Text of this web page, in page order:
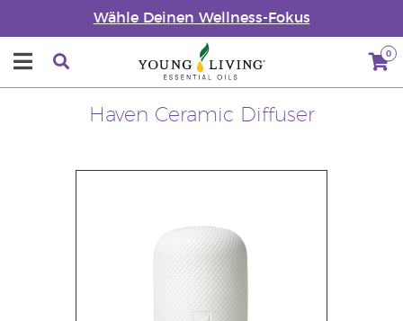
Wähle Deinen Wellness-Fokus
0
Haven Ceramic Diffuser